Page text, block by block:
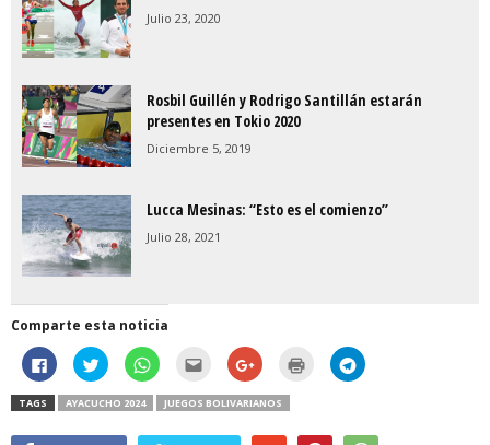
Julio 23, 2020
Rosbil Guillén y Rodrigo Santillán estarán
presentes en Tokio 2020
Diciembre 5, 2019
Lucca Mesinas: “Esto es el comienzo”
Julio 28, 2021
Comparte esta noticia
H
a
c
l
c
H
a
c
l
c
H
a
c
l
c
c
l
c
C
l
c
k
o c
H
a
c
TAGS AYACUCHO 2024 JUEGOS BOLIVARIANOS